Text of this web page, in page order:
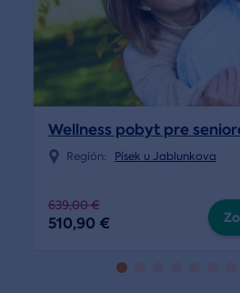
Wellness pobyt pre
Región: Písek u Jablunkova
639,00 €
510,90 €